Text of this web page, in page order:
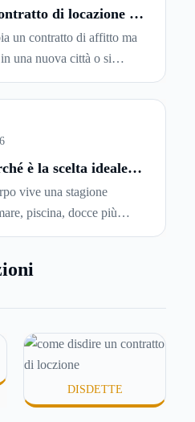
di locazione in
un contratto di affitto ma
una nuova città o si
il canone, per cui si
abitazione: è legittimo
In questa guida
disdetta per un contratto
è la scelta ideale
vive una stagione
piscina, docce più
possono renderla
proprio nei mesi caldi,
DISDETTE